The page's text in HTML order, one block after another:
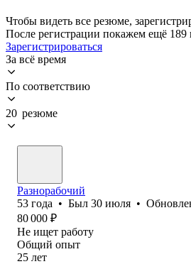
Чтобы видеть все резюме,
После регистрации покажем ещё 189
Зарегистрироваться
За всё время
По соответствию
20 резюме
Разнорабочий
53 года • Был 30 июля •
80 000 ₽
Не ищет работу
Общий опыт
25 лет